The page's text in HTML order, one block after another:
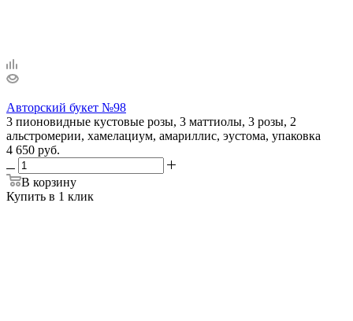
Авторский букет №98
3 пионовидные кустовые розы, 3 маттиолы, 3 розы, 2
альстромерии, хамелациум, амариллис, эустома, упаковка
4 650 руб.
В корзину
Купить в 1 клик